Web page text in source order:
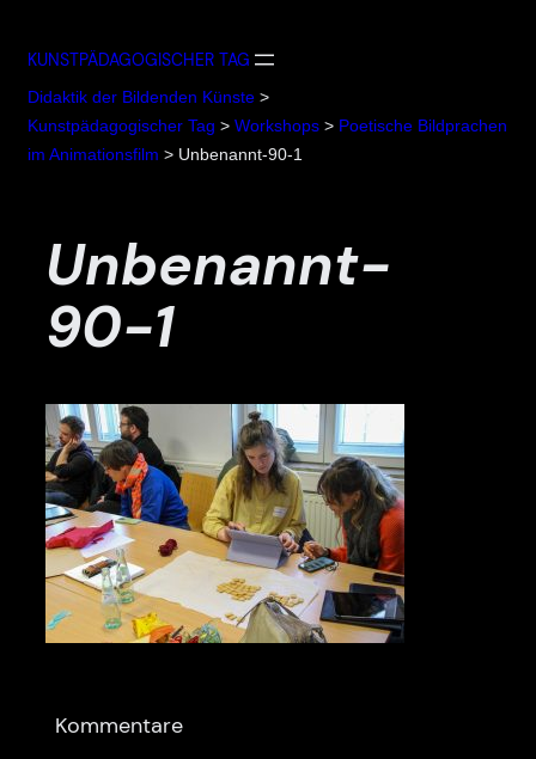
Inhalt
KUNSTPÄDAGOGISCHER TAG
Didaktik der Bildenden Künste >
Kunstpädagogischer Tag > Workshops > Poetische Bildprachen
im Animationsfilm > Unbenannt-90-1
Unbenannt-
90-1
Kommentare